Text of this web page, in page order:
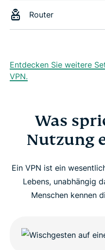
Router
Entdecken Sie weitere
VPN.
Was
Nutzung
Ein VPN ist ein
Lebens, unabhängig
Menschen kennen